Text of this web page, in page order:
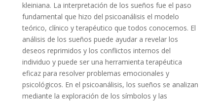
kleiniana. La interpretación de los sueños fue el paso
fundamental que hizo del psicoanálisis el modelo
teórico, clínico y terapéutico que todos conocemos. El
análisis de los sueños puede ayudar a revelar los
deseos reprimidos y los conflictos internos del
individuo y puede ser una herramienta terapéutica
eficaz para resolver problemas emocionales y
psicológicos. En el psicoanálisis, los sueños se analizan
mediante la exploración de los símbolos y las